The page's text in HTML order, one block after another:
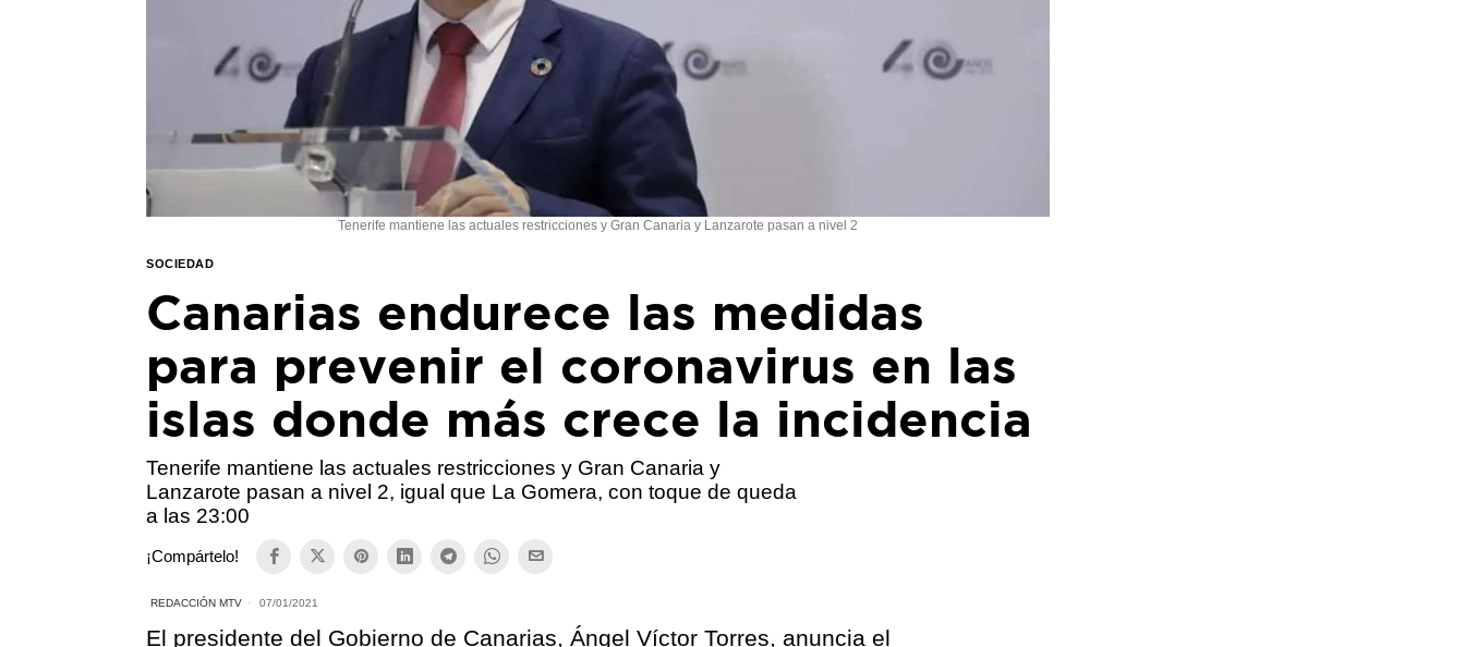
Tenerife mantiene las actuales restricciones y Gran Canaria y Lanzarote pasan a nivel 2
SOCIEDAD
Canarias endurece las medidas
para prevenir el coronavirus en las
islas donde más crece la incidencia
Tenerife mantiene las actuales restricciones y Gran Canaria y
Lanzarote pasan a nivel 2, igual que La Gomera, con toque de queda
a las 23:00
¡Compártelo!
REDACCIÓN MTV 07/01/2021
El presidente del Gobierno de Canarias, Ángel Víctor Torres, anuncia el